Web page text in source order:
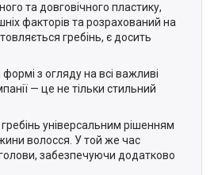
та довговічного пластику,
факторів та розрахований на
гребінь, є досить
з огляду на всі важливі
— це не тільки стильний
універсальним рішенням
волосся. У той же час
забезпечуючи додатково